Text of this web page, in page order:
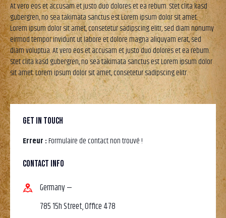
At vero eos et accusam et justo duo dolores et ea rebum. Stet clita kasd
gubergren, no sea takimata sanctus est Lorem ipsum dolor sit amet.
Lorem ipsum dolor sit amet, consetetur sadipscing elitr, sed diam nonumy
eirmod tempor invidunt ut labore et dolore magna aliquyam erat, sed
diam voluptua. At vero eos et accusam et justo duo dolores et ea rebum.
Stet clita kasd gubergren, no sea takimata sanctus est Lorem ipsum dolor
sit amet. Lorem ipsum dolor sit amet, consetetur sadipscing elitr.
GET IN TOUCH
Erreur :Formulaire de contact non trouvé !
CONTACT INFO
Germany —
785 15h Street, Office 478